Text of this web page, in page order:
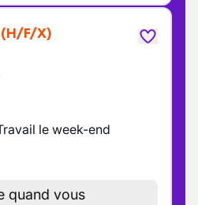
(H/F/X)
le week-end
quand vous